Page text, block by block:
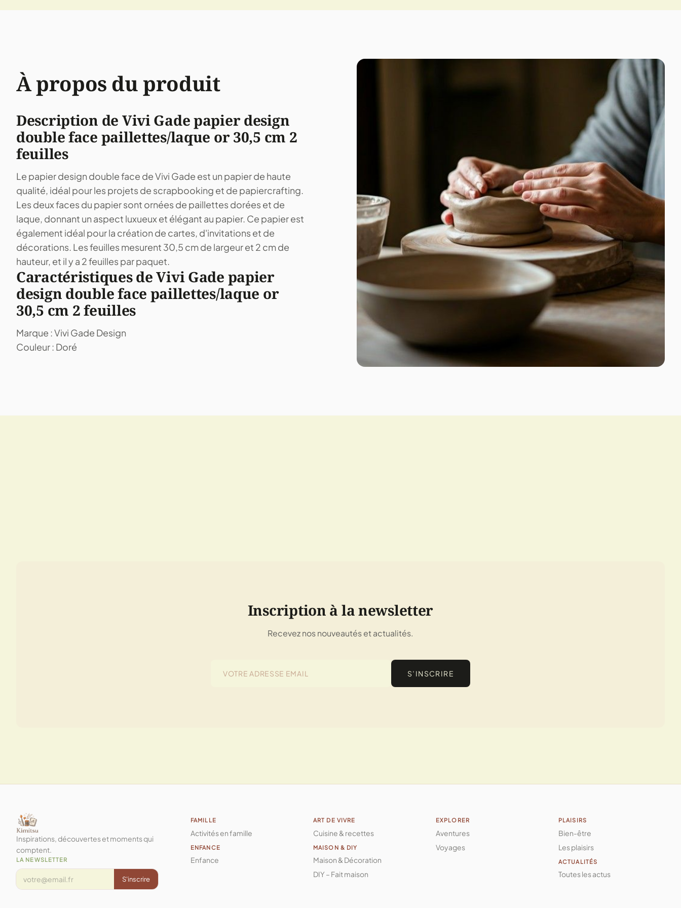
À propos du produit
Description de Vivi Gade papier design
double face paillettes/laque or 30,5 cm 2
feuilles
Le papier design double face de Vivi Gade est un papier de haute
qualité, idéal pour les projets de scrapbooking et de papiercrafting.
Les deux faces du papier sont ornées de paillettes dorées et de
laque, donnant un aspect luxueux et élégant au papier. Ce papier est
également idéal pour la création de cartes, d'invitations et de
décorations. Les feuilles mesurent 30,5 cm de largeur et 2 cm de
hauteur, et il y a 2 feuilles par paquet.
Caractéristiques de Vivi Gade papier
design double face paillettes/laque or
30,5 cm 2 feuilles
Marque : Vivi Gade Design
Couleur : Doré
Inscription à la newsletter
Recevez nos nouveautés et actualités.
S’INSCRIRE
Inspirations, découvertes et moments qui
comptent.
LA NEWSLETTER
S'inscrire
FAMILLE
Activités en famille
ENFANCE
Enfance
ART DE VIVRE
Cuisine & recettes
MAISON & DIY
Maison & Décoration
DIY – Fait maison
EXPLORER
Aventures
Voyages
PLAISIRS
Bien-être
Les plaisirs
ACTUALITÉS
Toutes les actus